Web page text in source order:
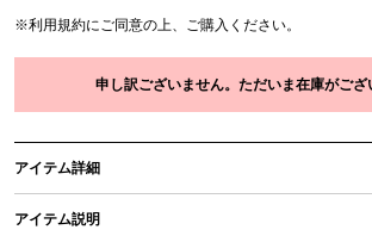
※利用規約にご同意の上、ご購入ください。
申し訳ございません。ただいま在庫がござ
アイテム詳細
アイテム説明